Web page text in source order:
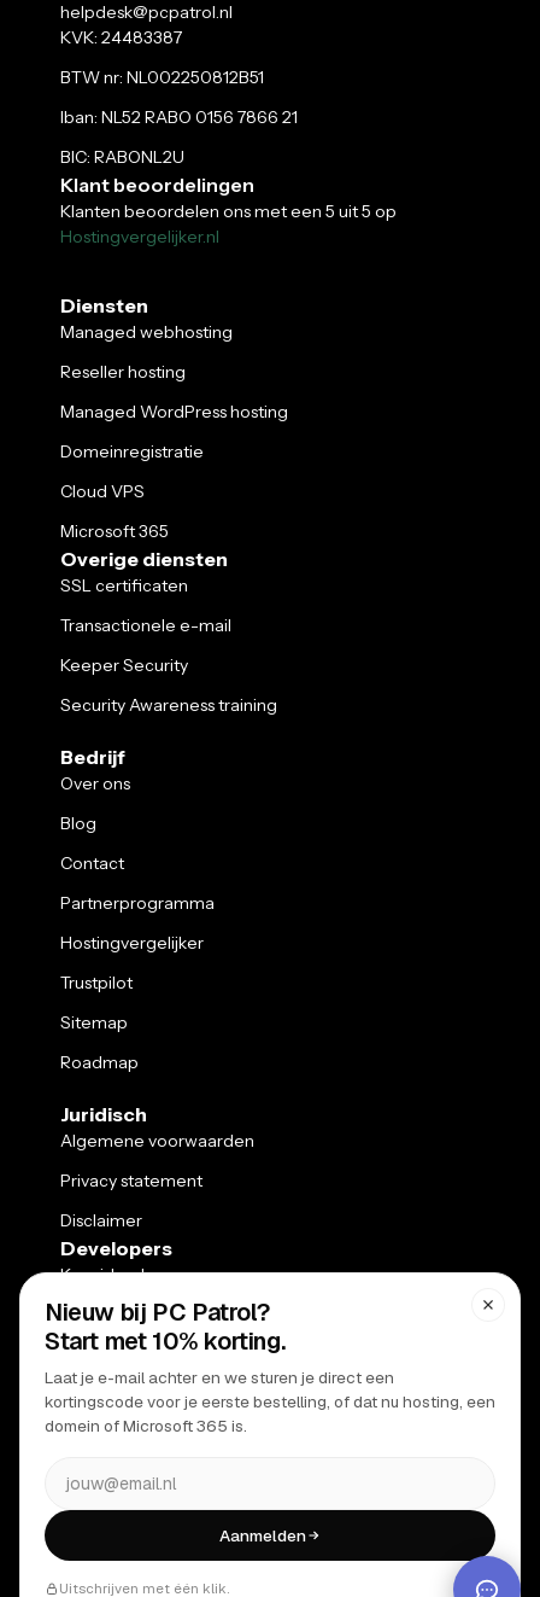
helpdesk@pcpatrol.nl
KVK: 24483387
BTW nr: NL002250812B51
Iban: NL52 RABO 0156 7866 21
BIC: RABONL2U
Klant beoordelingen
Klanten beoordelen ons met een 5 uit 5 op
Hostingvergelijker.nl
Diensten
Managed webhosting
Reseller hosting
Managed WordPress hosting
Domeinregistratie
Cloud VPS
Microsoft 365
Overige diensten
SSL certificaten
Transactionele e-mail
Keeper Security
Security Awareness training
Bedrijf
Over ons
Blog
Contact
Partnerprogramma
Hostingvergelijker
Trustpilot
Sitemap
Roadmap
Juridisch
Algemene voorwaarden
Privacy statement
Disclaimer
Developers
Kennisbank
API
Ondersteuning
Webmail
Status pagina
Prijzen excl. btw, tenzij anders aangegeven​